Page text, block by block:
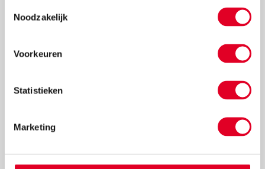
Noodzakelijk
Voorkeuren
Statistieken
Marketing